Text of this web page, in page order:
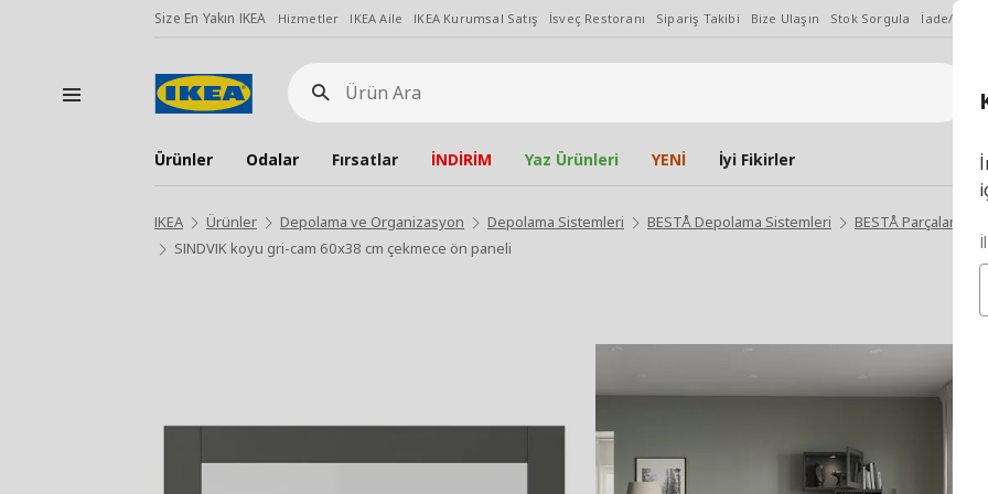
Size En Yakın IKEA Hizmetler IKEA Aile IKEA Kurumsal Satış İsveç Restoranı Sipariş Takibi Bize Ulaşın Stok Sorgula İade/
Ürün
Ara
Ürünler Odalar Fırsatlar İNDİRİM Yaz Ürünleri YENİ İyi Fikirler
IKEA Ürünler Depolama ve Organizasyon Depolama Sistemleri BESTÅ Depolama Sistemleri BESTÅ Parçaları ve
SINDVIK koyu gri-cam 60x38 cm çekmece ön paneli